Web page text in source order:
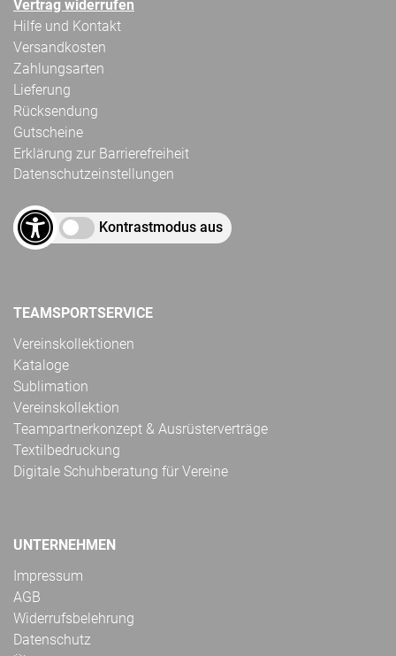
Vertrag widerrufen
Hilfe und Kontakt
Versandkosten
Zahlungsarten
Lieferung
Rücksendung
Gutscheine
Erklärung zur Barrierefreiheit
Datenschutzeinstellungen
Kontrastmodus aus
TEAMSPORTSERVICE
Vereinskollektionen
Kataloge
Sublimation
Vereinskollektion
Teampartnerkonzept & Ausrüsterverträge
Textilbedruckung
Digitale Schuhberatung für Vereine
UNTERNEHMEN
Impressum
AGB
Widerrufsbelehrung
Datenschutz